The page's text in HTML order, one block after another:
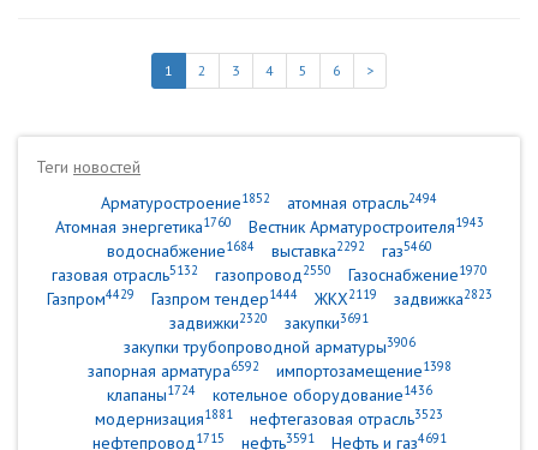
1 2 3 4 5 6 >
Теги новостей
Арматуростроение1852 атомная отрасль2494
Атомная энергетика1760 Вестник Арматуростроителя1943
водоснабжение1684 выставка2292 газ5460
газовая отрасль5132 газопровод2550 Газоснабжение1970
Газпром4429 Газпром тендер1444 ЖКХ2119 задвижка2823
задвижки2320 закупки3691
закупки трубопроводной арматуры3906
запорная арматура6592 импортозамещение1398
клапаны1724 котельное оборудование1436
модернизация1881 нефтегазовая отрасль3523
нефтепровод1715 нефть3591 Нефть и газ4691